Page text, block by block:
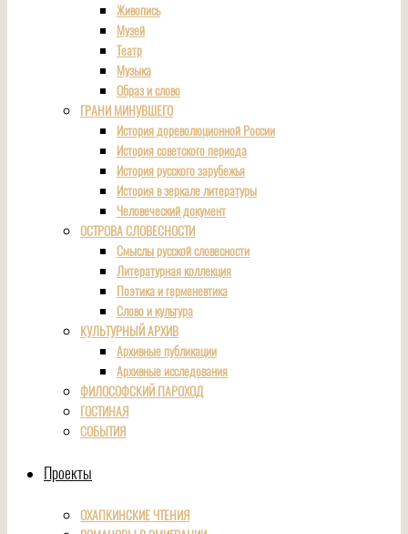
Живопись
Музей
Театр
Музыка
Образ и слово
ГРАНИ МИНУВШЕГО
История дореволюционной России
История советского периода
История русского зарубежья
История в зеркале литературы
Человеческий документ
ОСТРОВА СЛОВЕСНОСТИ
Смыслы русской словесности
Литературная коллекция
Поэтика и герменевтика
Слово и культура
КУЛЬТУРНЫЙ АРХИВ
Архивные публикации
Архивные исследования
ФИЛОСОФСКИЙ ПАРОХОД
ГОСТИНАЯ
СОБЫТИЯ
Проекты
ОХАПКИНСКИЕ ЧТЕНИЯ